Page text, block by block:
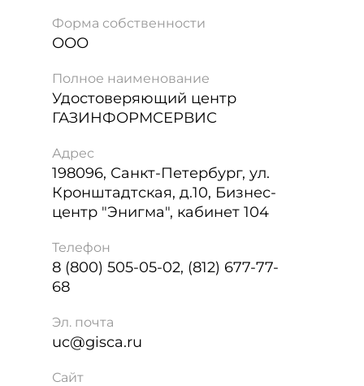
Форма собственности
ООО
Полное наименование
Удостоверяющий центр
ГАЗИНФОРМСЕРВИС
Адрес
198096, Санкт-Петербург, ул.
Кронштадтская, д.10, Бизнес-
центр "Энигма", кабинет 104
Телефон
8 (800) 505-05-02, (812) 677-77-
68
Эл. почта
uc@gisca.ru
Сайт